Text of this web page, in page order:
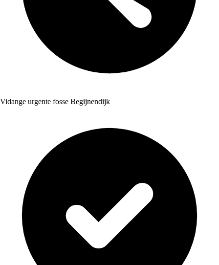
Vidange urgente fosse Begijnendijk